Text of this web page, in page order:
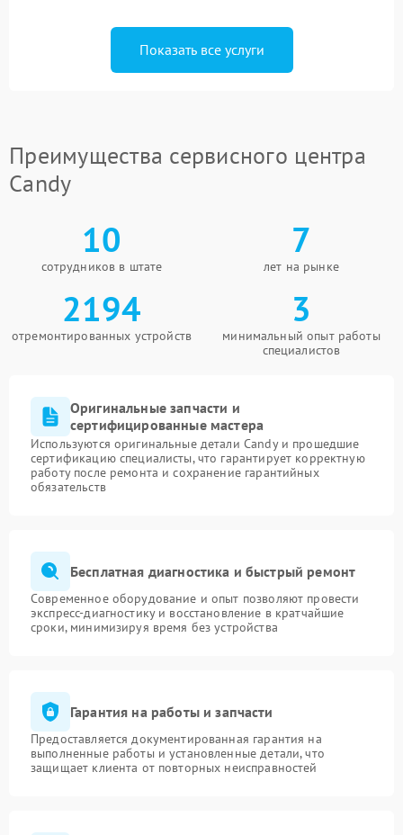
Показать все услуги
Преимущества сервисного центра
Candy
10
сотрудников в штате
7
лет на рынке
2194
отремонтированных устройств
3
минимальный опыт работы
специалистов
Оригинальные запчасти и
сертифицированные мастера
Используются оригинальные детали Candy и прошедшие
сертификацию специалисты, что гарантирует корректную
работу после ремонта и сохранение гарантийных
обязательств
Бесплатная диагностика и быстрый ремонт
Современное оборудование и опыт позволяют провести
экспресс-диагностику и восстановление в кратчайшие
сроки, минимизируя время без устройства
Гарантия на работы и запчасти
Предоставляется документированная гарантия на
выполненные работы и установленные детали, что
защищает клиента от повторных неисправностей